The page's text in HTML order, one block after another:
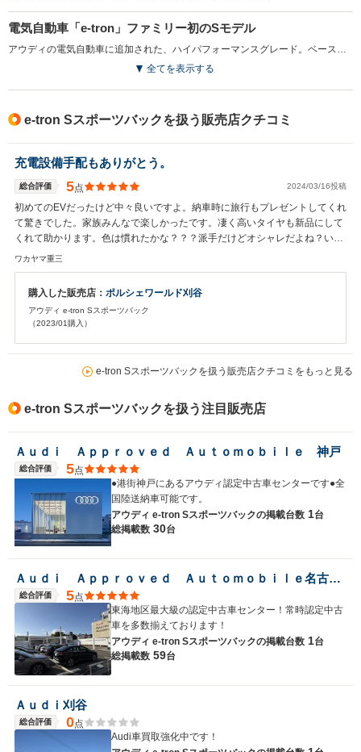
排気量
駆動方式
-
4WD
-
4WD
-
4WD
電気自動車「e-tron」ファミリー初のSモデル
アウディの電気自動車に追加された、ハイパフォーマンスグレード。ベースモデルが前後に各1基のモーターを備えるのに対し、Sモデルではフロントに150kWのモーターを1基、リアに132kWのモータ―を2基という計3基の駆動用モーターを搭載。システム最高出力は370kW、最大トルク970N・mを発揮し、ブーストモードでの0-100km/h加速4.5秒を実現しながら、1充電あたりの走行距離は415km（WLTCモード）を実現している。電動トルクベクタリング機構を搭載する「クワトロ」システムが搭載され、俊敏で自然なハンドルング特性を実現しながら、旋回性能の向上も図られた。専用デザインの前後バンパーをはじめ、内外装に独自の意匠が与えられる。（2022.4）
全てを表示する
e-tron Sスポーツバックを扱う販売店クチコミ
充電設備手配もありがとう。
総合評価 5点 2024/03/16投稿
初めてのEVだったけど中々良いですよ。納車時に旅行もプレゼントしてくれ
て驚きでした。家族みんなで楽しかったです。凄く高いタイヤも新品にして
くれて助かります。色は慣れたかな？？？派手だけどオシャレだよね？いつ
も仕事遠くに遅くまで大変そうだけど頑張ってね！
ワカヤマ重三
購入した販売店： ポルシェワールド刈谷
アウディ e-tron Sスポーツバック
（2023/01購入）
e-tron Sスポーツバックを扱う販売店クチコミをもっと見る
e-tron Sスポーツバックを扱う注目販売店
Ａｕｄｉ Ａｐｐｒｏｖｅｄ Ａｕｔｏｍｏｂｉｌｅ 神戸
総合評価 5点
●港街神戸にあるアウディ認定中古車センターです●全
国陸送納車可能です。
アウディ e-tron Sスポーツバックの掲載台数 1台
総掲載数 30台
Ａｕｄｉ Ａｐｐｒｏｖｅｄ Ａｕｔｏｍｏｂｉｌｅ名古屋北
総合評価 5点
東海地区最大級の認定中古車センター！常時認定中古
車を多数揃えております！
アウディ e-tron Sスポーツバックの掲載台数 1台
総掲載数 59台
Ａｕｄｉ刈谷
総合評価 0点
Audi車買取強化中です！